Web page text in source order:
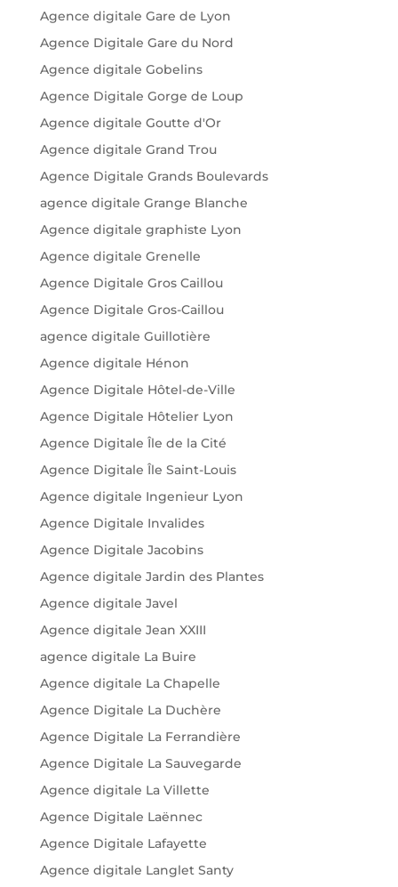
Agence digitale Gare de Lyon
Agence Digitale Gare du Nord
Agence digitale Gobelins
Agence Digitale Gorge de Loup
Agence digitale Goutte d'Or
Agence digitale Grand Trou
Agence Digitale Grands Boulevards
agence digitale Grange Blanche
Agence digitale graphiste Lyon
Agence digitale Grenelle
Agence Digitale Gros Caillou
Agence Digitale Gros-Caillou
agence digitale Guillotière
Agence digitale Hénon
Agence Digitale Hôtel-de-Ville
Agence Digitale Hôtelier Lyon
Agence Digitale Île de la Cité
Agence Digitale Île Saint-Louis
Agence digitale Ingenieur Lyon
Agence Digitale Invalides
Agence Digitale Jacobins
Agence digitale Jardin des Plantes
Agence digitale Javel
Agence digitale Jean XXIII
agence digitale La Buire
Agence digitale La Chapelle
Agence Digitale La Duchère
Agence Digitale La Ferrandière
Agence Digitale La Sauvegarde
Agence digitale La Villette
Agence Digitale Laënnec
Agence Digitale Lafayette
Agence digitale Langlet Santy